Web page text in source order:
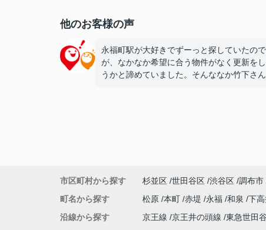
他のお客様の声
永福町駅が大好きでずーっと探していたの
が、なかなか希望に合う物件がなく更新をし
うかと諦めていました。そんななか竹下さん
市区町村から探す 杉並区 世田谷区 渋谷区 調布市
町名から探す
松原 本町 赤堤 永福 和泉 下
沿線から探す
京王線 京王井の頭線 東急世田